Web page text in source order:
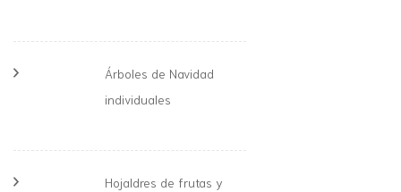
Árboles de Navidad
individuales
Hojaldres de frutas y